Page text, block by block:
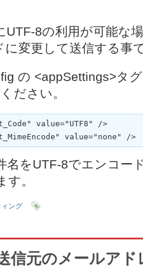
UTF-8の利用が可能な
に変更して送信する事
の <appSettings>タ
ださい。
value="UTF8" />
value="none" />
名をUTF-8でエンコー
。
ィング
信元のメールア